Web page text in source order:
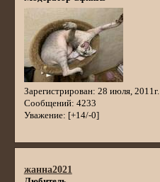
Зарегистрирован: 28 июля, 2011г.
Сообщений: 4233
Уважение: [+14/-0]
жанна2021